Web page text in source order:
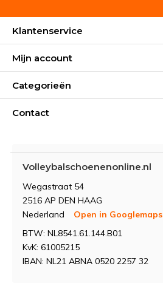
Klantenservice
Mijn account
Categorieën
Contact
Volleybalschoenenonline.nl
Wegastraat 54
2516 AP DEN HAAG
Nederland
Open in Googlemaps
BTW: NL8541.61.144.B01
KvK: 61005215
IBAN: NL21 ABNA 0520 2257 32